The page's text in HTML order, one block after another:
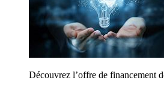
Découvrez l’offre de financement